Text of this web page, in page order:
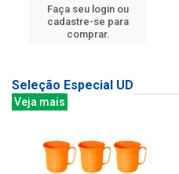
Faça seu login ou
cadastre-se para
comprar.
Seleção Especial UD
Veja mais